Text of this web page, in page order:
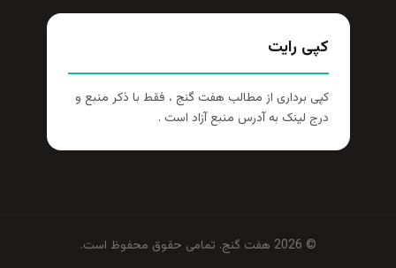
کپی رایت
کپی برداری از مطالب هفت گنج ، فقط با ذکر منبع و
درج لینک به آدرس منبع آزاد است .
© 2026 هفت گنج. تمامی حقوق محفوظ است.